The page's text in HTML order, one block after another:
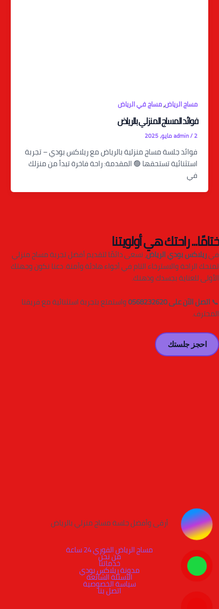
مساج الرياض,مساج في الرياض
فوائد المساج المنزلي بالرياض
admin/2 مايو، 2025
فوائد جلسة مساج منزلية بالرياض مع ريلاكس بودي – تجربة
استثنائية تستحقها 🟢 المقدمة: راحة فاخرة تبدأ من منزلك
في
ختامًا... راحتك هي أولويتنا
فيريلاكس بودي الرياض، نسعى دائمًا لتقديم أفضل تجربة مساج منزلي
تمنحك الراحة والاسترخاء التام في أجواء هادئة وآمنة. دعنا نكون وجهتك
الأولى للعناية بجسدك وذهنك.
📞اتصل الآن على 0568232620
واستمتع بتجربة استثنائية مع فريقنا
المحترف.
احجز جلستك
أرقى وأفضل جلسة مساج منزلي بالرياض
مساج الرياض الفوري 24 ساعة
من نحن
خدماتنا
مدونة ريلاكس بودي
الأسئلة الشائعة
سياسة الخصوصية
اتصل بنا